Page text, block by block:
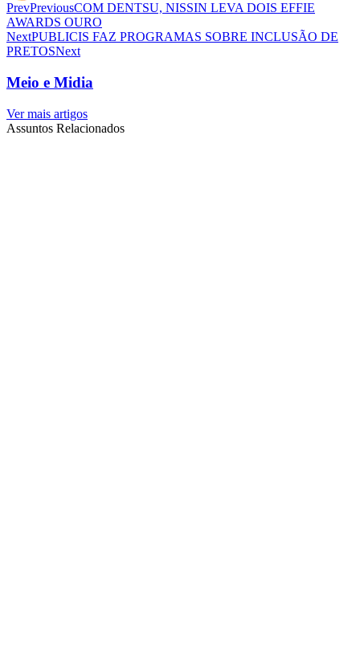
PrevPreviousCOM DENTSU, NISSIN LEVA DOIS EFFIE
AWARDS OURO
NextPUBLICIS FAZ PROGRAMAS SOBRE INCLUSÃO DE
PRETOSNext
Meio e Midia
Ver mais artigos
Assuntos Relacionados